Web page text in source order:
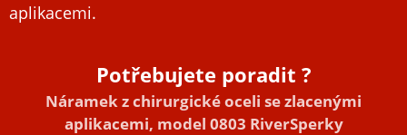
aplikacemi.
Potřebujete poradit ?
Náramek z chirurgické oceli se zlacenými
aplikacemi, model 0803 RiverSperky